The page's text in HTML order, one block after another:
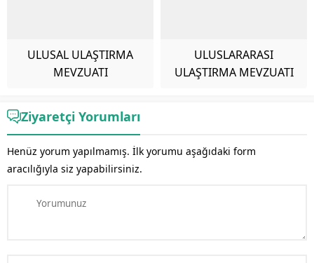
ULUSAL ULAŞTIRMA
MEVZUATI
ULUSLARARASI
ULAŞTIRMA MEVZUATI
Ziyaretçi Yorumları
Henüz yorum yapılmamış. İlk yorumu aşağıdaki form
aracılığıyla siz yapabilirsiniz.